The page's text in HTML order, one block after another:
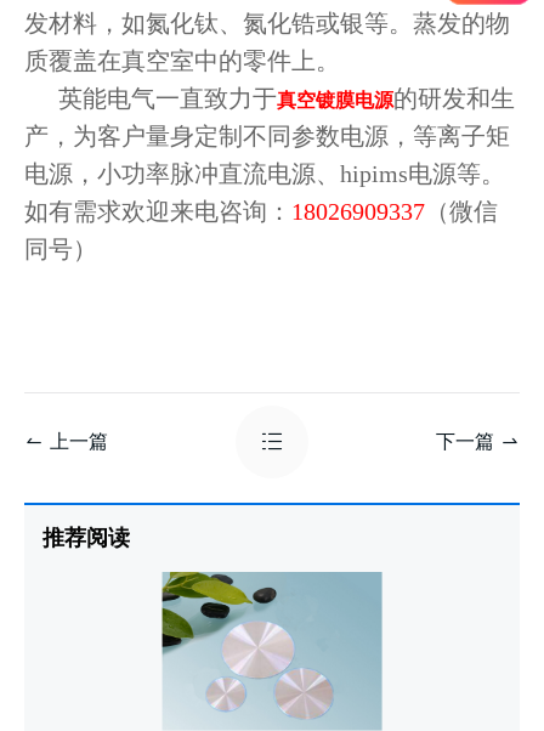
发材料，如氮化钛、氮化锆或银等。蒸发的物
质覆盖在真空室中的零件上。
英能电气一直致力于真空镀膜电源的研发和生
产， 为客户量身定制不同参数电源，等离子矩
电源，小功率脉冲直流电源、hipims电源等。
如有需求欢迎来电咨询： 18026909337 （微信
同号）
上一篇 下一篇
推荐阅读